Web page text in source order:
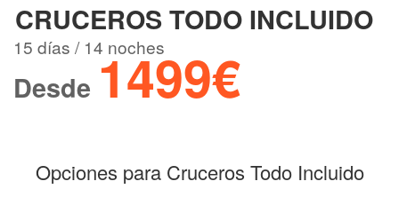
CRUCEROS TODO INCLUIDO
15 días / 14 noches
Desde 1499€
Opciones para Cruceros Todo Incluido